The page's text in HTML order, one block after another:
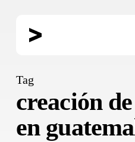
Tag
creación
en